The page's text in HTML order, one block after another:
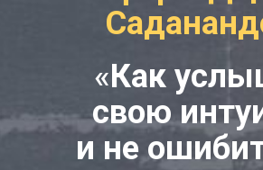
«Практикуем
вместе» — это
сообщество для
саморазвития
и духовного
роста